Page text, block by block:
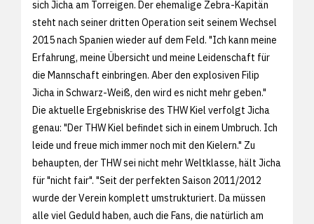
sich Jicha am Torreigen. Der ehemalige Zebra-Kapitän
steht nach seiner dritten Operation seit seinem Wechsel
2015 nach Spanien wieder auf dem Feld. "Ich kann meine
Erfahrung, meine Übersicht und meine Leidenschaft für
die Mannschaft einbringen. Aber den explosiven Filip
Jicha in Schwarz-Weiß, den wird es nicht mehr geben."
Die aktuelle Ergebniskrise des THW Kiel verfolgt Jicha
genau: "Der THW Kiel befindet sich in einem Umbruch. Ich
leide und freue mich immer noch mit den Kielern." Zu
behaupten, der THW sei nicht mehr Weltklasse, hält Jicha
für "nicht fair". "Seit der perfekten Saison 2011/2012
wurde der Verein komplett umstrukturiert. Da müssen
alle viel Geduld haben, auch die Fans, die natürlich am